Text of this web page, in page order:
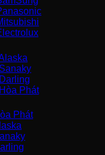
Phát
Phát